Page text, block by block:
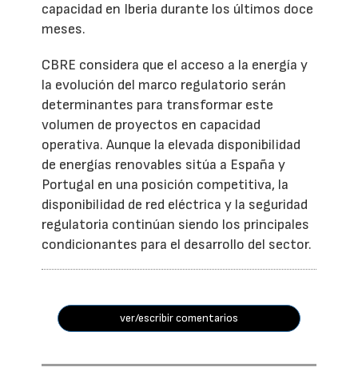
capacidad en Iberia durante los últimos doce
meses.
CBRE considera que el acceso a la energía y
la evolución del marco regulatorio serán
determinantes para transformar este
volumen de proyectos en capacidad
operativa. Aunque la elevada disponibilidad
de energías renovables sitúa a España y
Portugal en una posición competitiva, la
disponibilidad de red eléctrica y la seguridad
regulatoria continúan siendo los principales
condicionantes para el desarrollo del sector.
ver/escribir comentarios